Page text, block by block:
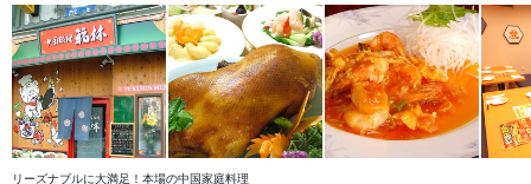
リーズナブルに大満足！本場の中国家庭料理